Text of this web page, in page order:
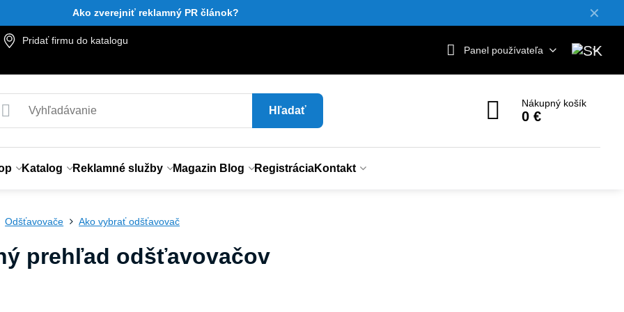
✕
Ako zverejniť reklamný PR článok?
Pridať firmu do katalogu
Panel používateľa
Hľadať
Nákupný košík
0 €
Katalog Reklamné služby Magazin Blog RegistráciaKontakt
Odšťavovače Ako vybrať odšťavovač
prehľad odšťavovačov